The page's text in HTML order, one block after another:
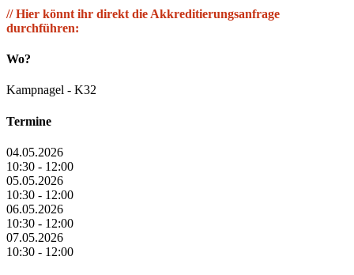
// Hier könnt ihr direkt die Akkreditierungsanfrage
durchführen:
Wo?
Kampnagel - K32
Termine
04.05.2026
10:30 - 12:00
05.05.2026
10:30 - 12:00
06.05.2026
10:30 - 12:00
07.05.2026
10:30 - 12:00